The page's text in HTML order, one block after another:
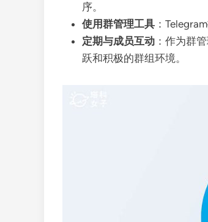
序。
使用群管理工具 ：
定期与成员互动 ：作为群
跃和积极的群组环境。